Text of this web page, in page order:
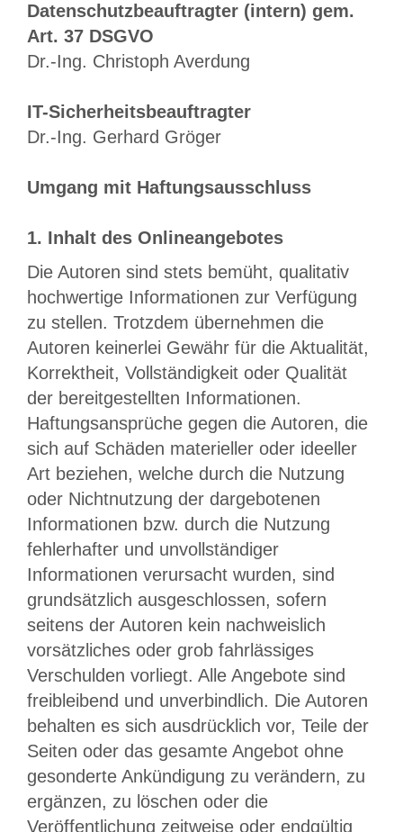
Datenschutzbeauftragter (intern) gem.
Art. 37 DSGVO
Dr.-Ing. Christoph Averdung
IT-Sicherheitsbeauftragter
Dr.-Ing. Gerhard Gröger
Umgang mit Haftungsausschluss
1. Inhalt des Onlineangebotes
Die Autoren sind stets bemüht, qualitativ
hochwertige Informationen zur Verfügung
zu stellen. Trotzdem übernehmen die
Autoren keinerlei Gewähr für die Aktualität,
Korrektheit, Vollständigkeit oder Qualität
der bereitgestellten Informationen.
Haftungsansprüche gegen die Autoren, die
sich auf Schäden materieller oder ideeller
Art beziehen, welche durch die Nutzung
oder Nichtnutzung der dargebotenen
Informationen bzw. durch die Nutzung
fehlerhafter und unvollständiger
Informationen verursacht wurden, sind
grundsätzlich ausgeschlossen, sofern
seitens der Autoren kein nachweislich
vorsätzliches oder grob fahrlässiges
Verschulden vorliegt. Alle Angebote sind
freibleibend und unverbindlich. Die Autoren
behalten es sich ausdrücklich vor, Teile der
Seiten oder das gesamte Angebot ohne
gesonderte Ankündigung zu verändern, zu
ergänzen, zu löschen oder die
Veröffentlichung zeitweise oder endgültig